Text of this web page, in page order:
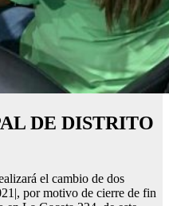
DE DISTRITO
el cambio de dos
por motivo de cierre de fin